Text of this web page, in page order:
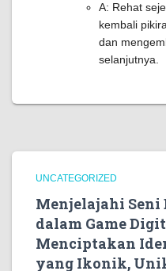
A: Rehat
kembali
dan
selanjutnya.
UNCATEGORIZED
Menjelajahi Seni
dalam Game
Menciptakan
yang Ikonik,